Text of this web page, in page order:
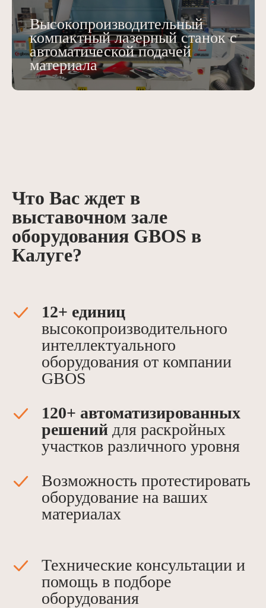
Высокопроизводительный
компактный лазерный станок с
автоматической подачей
материала
Что Вас ждет в
выставочном зале
оборудования GBOS в
Калуге?
12+ единиц
высокопроизводительного
интеллектуального
оборудования от компании
GBOS
120+ автоматизированных
решений для раскройных
участков различного уровня
Возможность протестировать
оборудование на ваших
материалах
Технические консультации и
помощь в подборе
оборудования